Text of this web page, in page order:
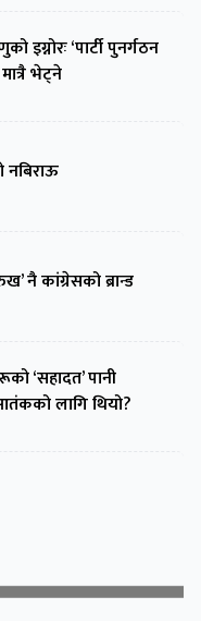
इग्नोरः ‘पार्टी पुनर्गठन
भेट्ने
नबिराऊ
नै कांग्रेसको ब्रान्ड
‘सहादत’ पानी
लागि थियो?